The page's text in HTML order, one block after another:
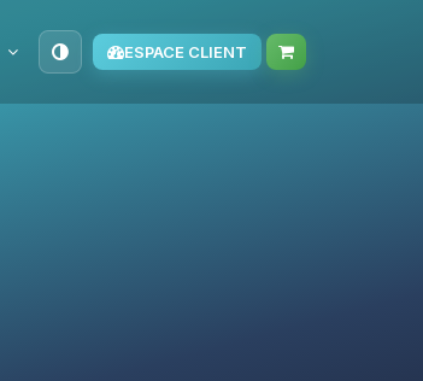
ESPACE CLIENT